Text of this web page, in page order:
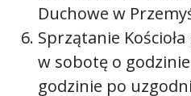
Duchowe w
Sprzątanie
w sobotę o
godzinie po